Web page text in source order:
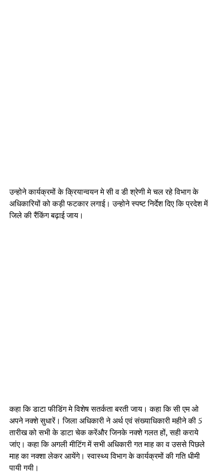
उन्होने कार्यक्रमों के क्रियान्वयन मे सी व डी श्रेणी मे चल रहे विभाग के
अधिकारियों को कड़ी फटकार लगाई। उन्होने स्पष्ट निर्देश दिए कि प्रदेश में
जिले की रैंकिंग बढ़ाई जाय।
कहा कि डाटा फीडिंग मे विशेष सतर्कता बरती जाय। कहा कि सी एम ओ
अपने नक्शे सुधारें। जिला अधिकारी ने अर्थ एवं संख्याधिकारी महीने की 5
तारीख को सभी के डाटा चेक करेंऔर जिनके नक्शे गलत हों, सही कराये
जांए। कहा कि अगली मीटिंग में सभी अधिकारी गत माह का व उससे पिछले
माह का नक्शा लेकर आयेंगे। स्वास्थ्य विभाग के कार्यक्रमों की गति धीमी
पायी गयी।